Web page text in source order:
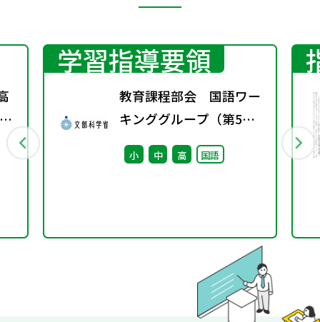
学習指導要領
教育課程部会 国語ワー
キンググループ（第5
回） 配付資料
小 中 高 国語